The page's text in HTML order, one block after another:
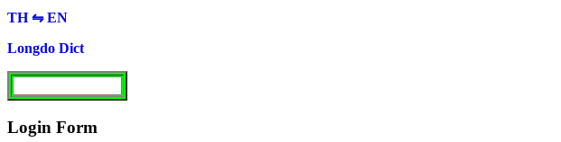
TH ⇋ EN
Longdo Dict
Login Form